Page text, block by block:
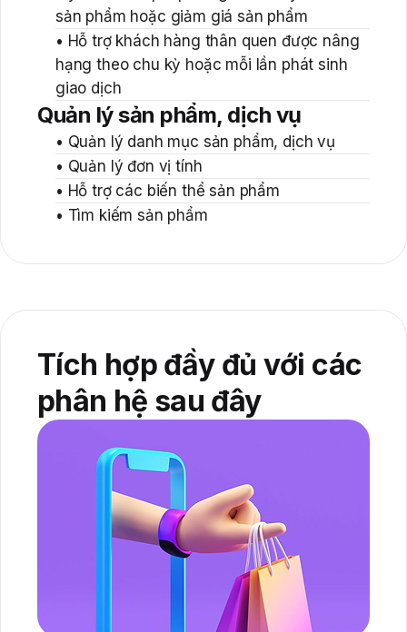
sản phẩm hoặc giảm giá sản phẩm
• Hỗ trợ khách hàng thân quen được nâng
hạng theo chu kỳ hoặc mỗi lần phát sinh
giao dịch
Quản lý sản phẩm, dịch vụ
• Quản lý danh mục sản phẩm, dịch vụ
• Quản lý đơn vị tính
• Hỗ trợ các biến thể sản phẩm
• Tìm kiếm sản phẩm
Tích hợp đầy đủ với các
phân hệ sau đây